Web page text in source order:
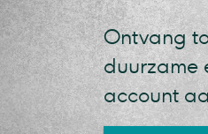
Ontvang
duurzame
account